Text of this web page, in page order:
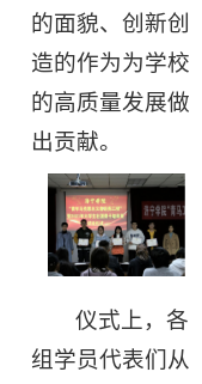
的面貌、创新创
造的作为为学校
的高质量发展做
出贡献。
仪式上，各
组学员代表们从